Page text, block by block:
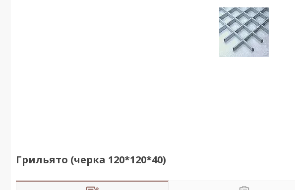
Грильято (черка 120*120*40)